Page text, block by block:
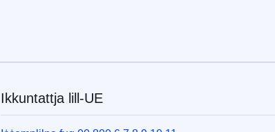
Ikkuntattja lill-UE